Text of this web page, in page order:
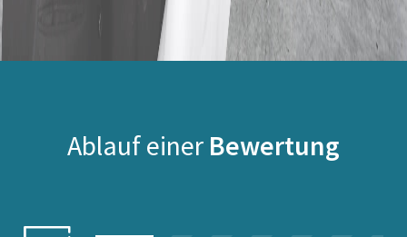
Ablauf einer Bewertung